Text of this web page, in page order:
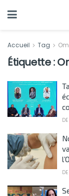
Accueil Tag
Étiquette :
DE
DE